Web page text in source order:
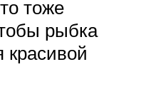
тоже
рыбка